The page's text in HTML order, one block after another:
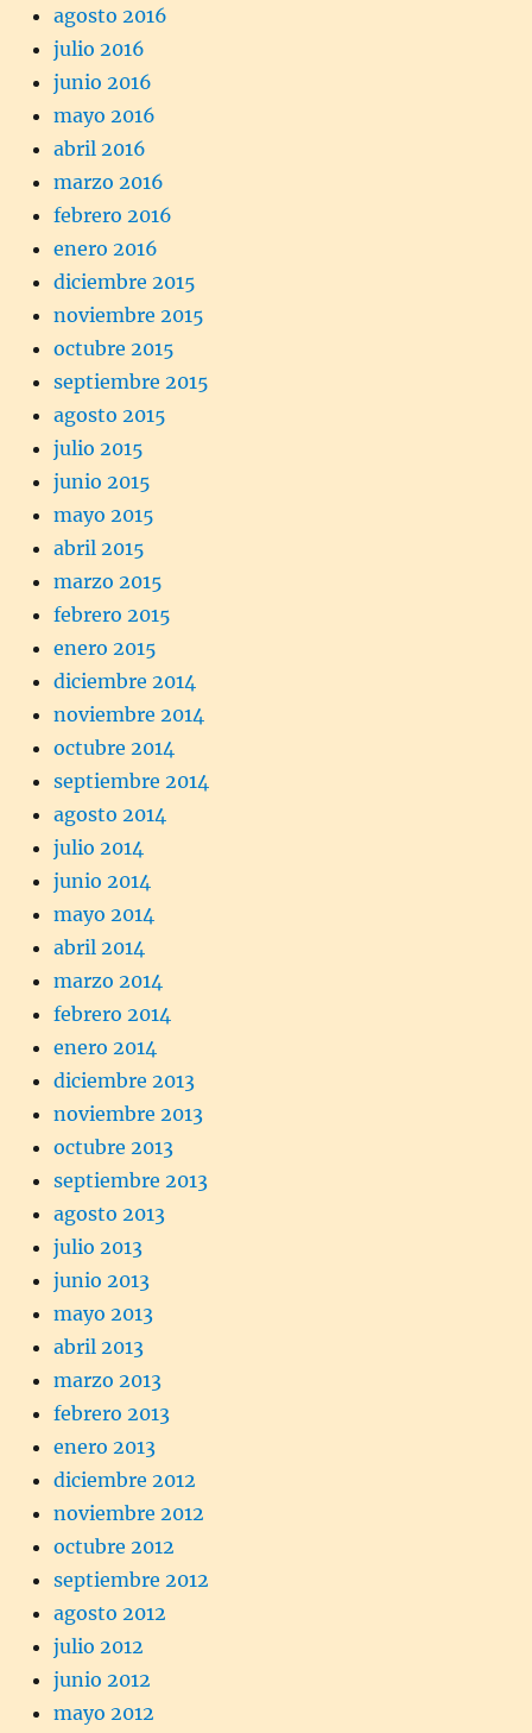
agosto 2016
julio 2016
junio 2016
mayo 2016
abril 2016
marzo 2016
febrero 2016
enero 2016
diciembre 2015
noviembre 2015
octubre 2015
septiembre 2015
agosto 2015
julio 2015
junio 2015
mayo 2015
abril 2015
marzo 2015
febrero 2015
enero 2015
diciembre 2014
noviembre 2014
octubre 2014
septiembre 2014
agosto 2014
julio 2014
junio 2014
mayo 2014
abril 2014
marzo 2014
febrero 2014
enero 2014
diciembre 2013
noviembre 2013
octubre 2013
septiembre 2013
agosto 2013
julio 2013
junio 2013
mayo 2013
abril 2013
marzo 2013
febrero 2013
enero 2013
diciembre 2012
noviembre 2012
octubre 2012
septiembre 2012
agosto 2012
julio 2012
junio 2012
mayo 2012